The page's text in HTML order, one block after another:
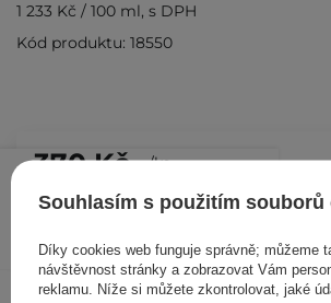
370 Kč /ks
PŘIDAT
1 233 Kč / 100 ml, s DPH
Kód produktu: 18550
Ostatní zákazníci si
Souhlasím s použitím souborů
Díky cookies web funguje správně; můžeme
návštěvnost stránky a zobrazovat Vám
reklamu. Níže si můžete zkontrolovat, jaké